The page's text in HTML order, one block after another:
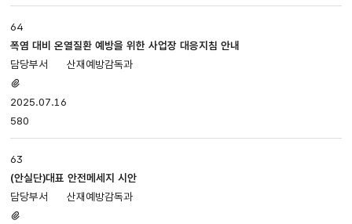
64
폭염 대비 온열질환 예방을 위한 사업장 대응지침 안내
산재예방감독과
있음
2025.07.16
580
63
(안실단)대표 안전메세지 시안
산재예방감독과